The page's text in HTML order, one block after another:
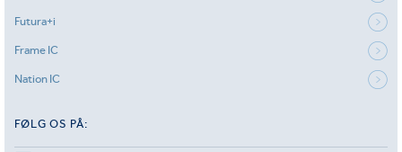
Futura+i
Frame IC
Nation IC
FØLG OS PÅ: